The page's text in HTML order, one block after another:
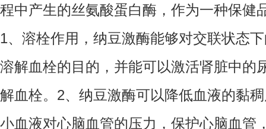
程中产生的丝氨酸蛋白酶，作为一种保健
1、溶栓作用，纳豆激酶能够对交联状态
溶解血栓的目的，并能可以激活肾脏中的
解血栓。2、纳豆激酶可以降低血液的黏
小血液对心脑血管的压力，保护心脑血管